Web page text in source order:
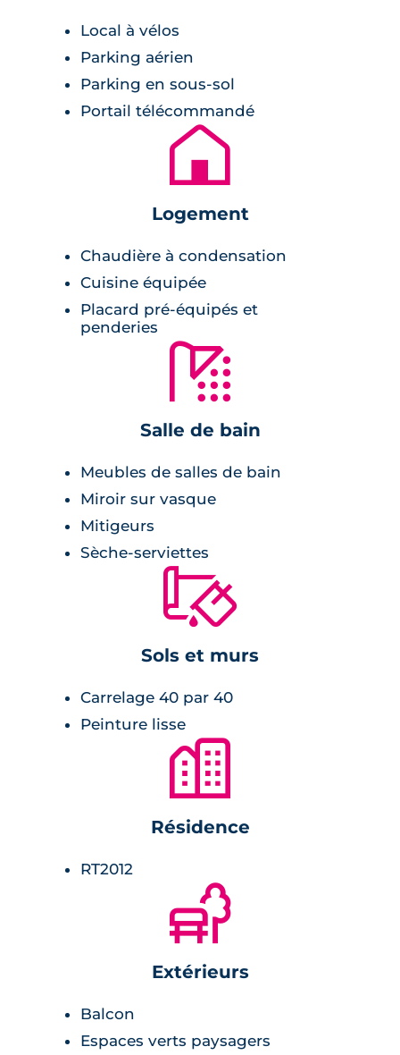
obscures, le cinéma Le Castélia est situé à
seulement 9 min.
Local à vélos
Parking aérien
Parking en sous-sol
Portail télécommandé
🏚
Logement
Chaudière à condensation
Cuisine équipée
Placard pré-équipés et
penderies
🚿
Salle de bain
Meubles de salles de bain
Miroir sur vasque
Mitigeurs
Sèche-serviettes
🔨
Sols et murs
Carrelage 40 par 40
Peinture lisse
🏙
Résidence
RT2012
🌲
Extérieurs
Balcon
Espaces verts paysagers